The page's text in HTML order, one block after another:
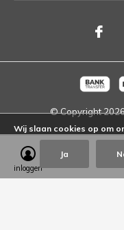
© Copyright
inloggen
Wij slaan cookies op om
Ja